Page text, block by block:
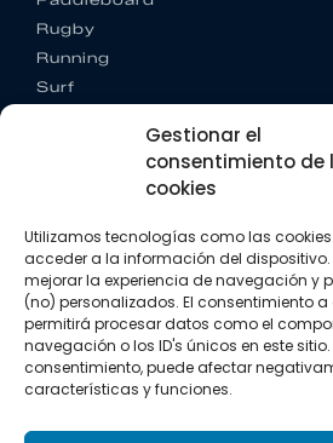
Gestionar el
consentimiento de
cookies
Utilizamos tecnologías como las
acceder a la información del
mejorar la experiencia de navegación y
(no) personalizados. El consentimiento
permitirá procesar datos como el
navegación o los ID's únicos en este
consentimiento, puede afectar
características y funciones.
Rugby
Running
Surf
CONTACTO
+34 662 342 177
info@vkssport.com
SÍGUENOS